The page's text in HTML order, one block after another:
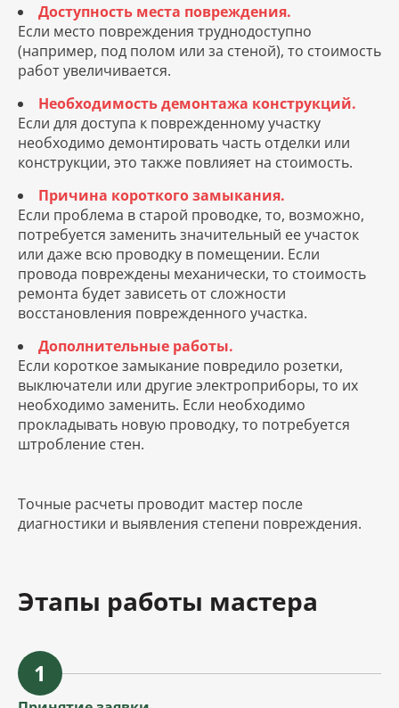
Доступность места повреждения.
Если место повреждения труднодоступно
(например, под полом или за стеной), то стоимость
работ увеличивается.
Необходимость демонтажа конструкций.
Если для доступа к поврежденному участку
необходимо демонтировать часть отделки или
конструкции, это также повлияет на стоимость.
Причина короткого замыкания.
Если проблема в старой проводке, то, возможно,
потребуется заменить значительный ее участок
или даже всю проводку в помещении. Если
провода повреждены механически, то стоимость
ремонта будет зависеть от сложности
восстановления поврежденного участка.
Дополнительные работы.
Если короткое замыкание повредило розетки,
выключатели или другие электроприборы, то их
необходимо заменить. Если необходимо
прокладывать новую проводку, то потребуется
штробление стен.
Точные расчеты проводит мастер после
диагностики и выявления степени повреждения.
Этапы работы мастера
1